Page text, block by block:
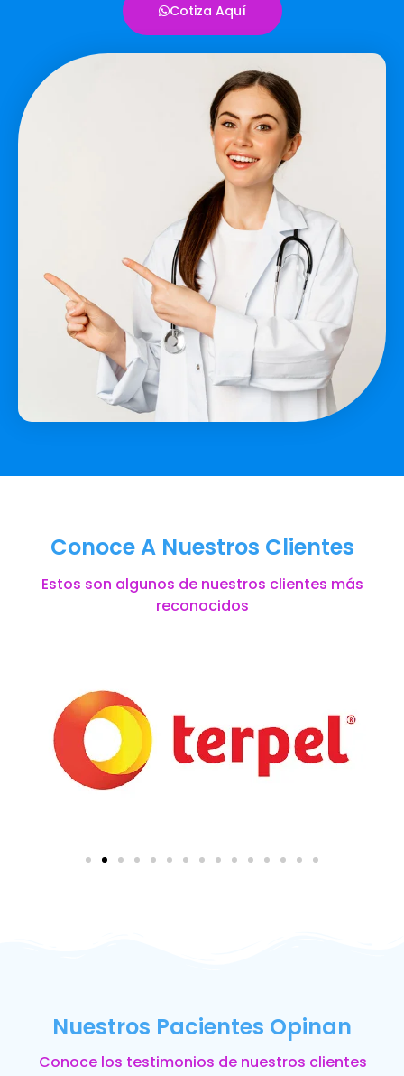
Cotiza Aquí
Conoce A Nuestros Clientes
Estos son algunos de nuestros clientes más
reconocidos
Nuestros Pacientes Opinan
Conoce los testimonios de nuestros clientes